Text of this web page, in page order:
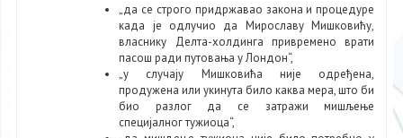
„да се строго придржавао закона и процедуре
када је одлучио да Мирославу Мишковићу,
власнику Делта-холдинга привремено врати
пасош ради путовања у Лондон“,
„у случају Мишковића није одређена,
продужена или укинута било каква мера, што би
био разлог да се затражи мишљење
специјалног тужиоца“,